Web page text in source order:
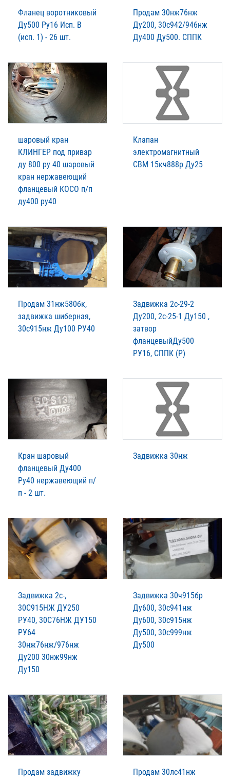
Фланец воротниковый
Ду500 Ру16 Исп. В
(исп. 1) - 26 шт.
Продам 30нж76нж
Ду200, 30с942/946нж
Ду400 Ду500. СППК
шаровый кран
КЛИНГЕР под привар
ду 800 ру 40 шаровый
кран нержавеющий
фланцевый КОСО п/п
ду400 ру40
Клапан
электромагнитный
СВМ 15кч888р Ду25
Продам 31нж580бк,
задвижка шиберная,
30с915нж Ду100 РУ40
Задвижка 2с-29-2
Ду200, 2с-25-1 Ду150 ,
затвор
фланцевыйДу500
РУ16, СППК (Р)
Кран шаровый
фланцевый Ду400
Ру40 нержавеющий п/
п - 2 шт.
Задвижка 30нж
Задвижка 2с-,
30С915НЖ ДУ250
РУ40, 30С76НЖ ДУ150
РУ64
30нж76нж/976нж
Ду200 30нж99нж
Ду150
Задвижка 30ч915бр
Ду600, 30с941нж
Ду600, 30с915нж
Ду500, 30с999нж
Ду500
Продам задвижку
Продам 30лс41нж